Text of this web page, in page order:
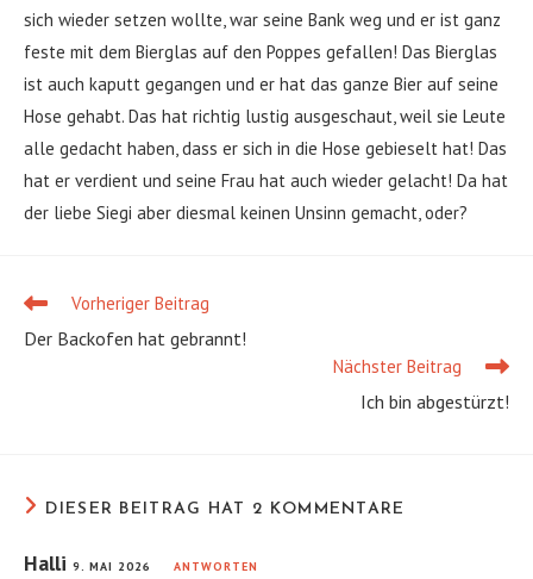
sich wieder setzen wollte, war seine Bank weg und er ist ganz
feste mit dem Bierglas auf den Poppes gefallen! Das Bierglas
ist auch kaputt gegangen und er hat das ganze Bier auf seine
Hose gehabt. Das hat richtig lustig ausgeschaut, weil sie Leute
alle gedacht haben, dass er sich in die Hose gebieselt hat! Das
hat er verdient und seine Frau hat auch wieder gelacht! Da hat
der liebe Siegi aber diesmal keinen Unsinn gemacht, oder?
Weitere
ansehen
Vorheriger Beitrag
Der Backofen hat gebrannt!
Nächster Beitrag
Ich bin abgestürzt!
DIESER BEITRAG HAT 2 KOMMENTARE
Halli 9. MAI 2026 ANTWORTEN